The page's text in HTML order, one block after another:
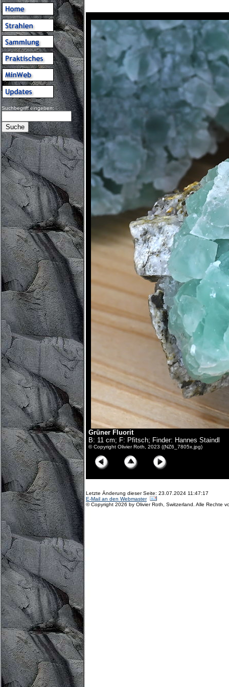
Suchbegriff eingeben:
Grüner Fluorit
B: 11 cm; F: Pfitsch; Finder: Hannes Staindl
© Copyright Olivier Roth, 2023 ((NZ6_7805x.jpg)
Letzte Änderung dieser Seite: 23.07.2024 11:47:17
E-Mail an den Webmaster
© Copyright 2026 by Olivier Roth, Switzerland. Alle Rechte